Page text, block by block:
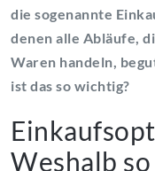
die sogenannte
denen alle Abläufe,
Waren handeln,
ist das so wichtig?
Weshalb